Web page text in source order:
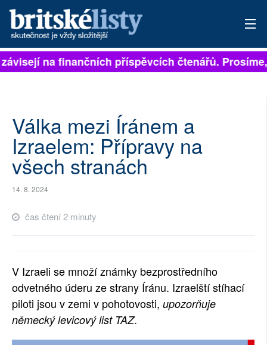
PŘIHLÁSIT
ARCHIV
ROZHOVORY
TÉMATA
SOCIÁLNÍ SÍTĚ
RUBRIKY
PLNÁ VERZE STRÁNEK
na finančních příspěvcích čtenářů.
Válka mezi Íránem a
Izraelem: Přípravy na
všech stranách
14. 8. 2024
čas čtení 2 minuty
V Izraeli se množí známky bezprostředního
odvetného úderu ze strany Íránu. Izraelští stíhací
piloti jsou v zemi v pohotovosti, upozorňuje
německý levicový list TAZ.